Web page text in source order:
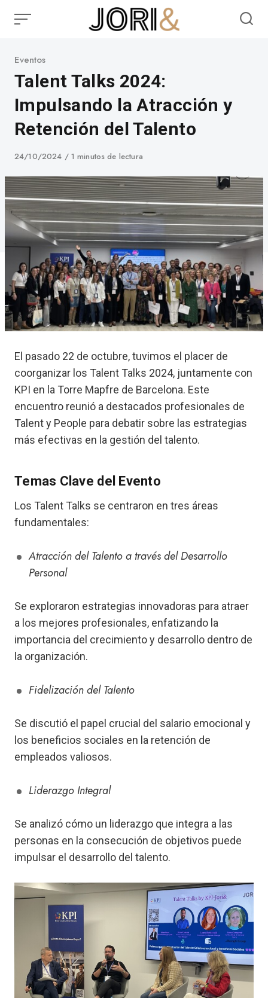
Category
Eventos
Talent Talks 2024:
Impulsando la Atracción y
Retención del Talento
Published
24/10/2024 1 minutos de lectura
El pasado 22 de octubre, tuvimos el placer de
coorganizar los Talent Talks 2024, juntamente con
KPI en la Torre Mapfre de Barcelona. Este
encuentro reunió a destacados profesionales de
Talent y People para debatir sobre las estrategias
más efectivas en la gestión del talento.
Temas Clave del Evento
Los Talent Talks se centraron en tres áreas
fundamentales:
Atracción del Talento a través del Desarrollo
Personal
Se exploraron estrategias innovadoras para atraer
a los mejores profesionales, enfatizando la
importancia del crecimiento y desarrollo dentro de
la organización.
Fidelización del Talento
Se discutió el papel crucial del salario emocional y
los beneficios sociales en la retención de
empleados valiosos.
Liderazgo Integral
Se analizó cómo un liderazgo que integra a las
personas en la consecución de objetivos puede
impulsar el desarrollo del talento.